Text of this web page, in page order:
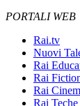
PORTALI WEB
Rai.tv
Nuovi
Rai
Rai
Rai
Rai Teche